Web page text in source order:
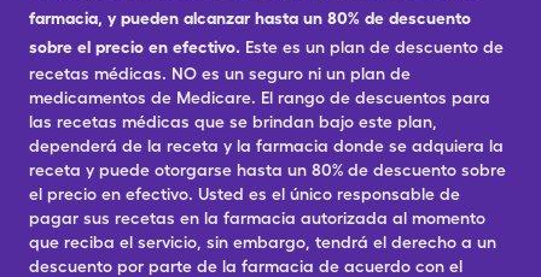
farmacia, y pueden alcanzar hasta un 80% de descuento
sobre el precio en efectivo. Este es un plan de descuento de
recetas médicas. NO es un seguro ni un plan de
medicamentos de Medicare. El rango de descuentos para
las recetas médicas que se brindan bajo este plan,
dependerá de la receta y la farmacia donde se adquiera la
receta y puede otorgarse hasta un 80% de descuento sobre
el precio en efectivo. Usted es el único responsable de
pagar sus recetas en la farmacia autorizada al momento
que reciba el servicio, sin embargo, tendrá el derecho a un
descuento por parte de la farmacia de acuerdo con el